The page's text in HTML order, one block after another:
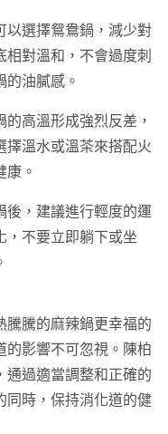
以選擇鴛鴦鍋，減少對
對溫和，不會過度刺
油膩感。
的高溫形成強烈反差，
擇溫水或溫茶來搭配火
康。
後，建議進行輕度的運
，不要立即躺下或坐
騰騰的麻辣鍋更幸福的
的影響不可忽視。陳柏
通過適當調整和正確的
同時，保持消化道的健